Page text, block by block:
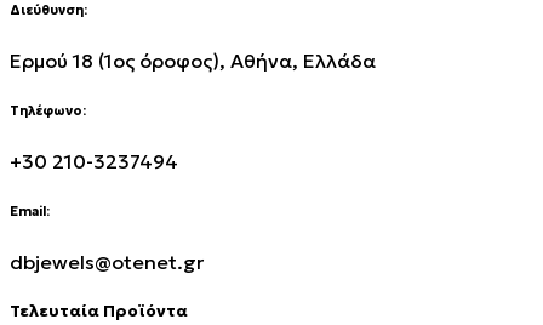
Διεύθυνση:
Ερμού 18 (1ος όροφος), Αθήνα, Ελλάδα
Τηλέφωνο:
+30 210-3237494
Email:
dbjewels@otenet.gr
Τελευταία Προϊόντα